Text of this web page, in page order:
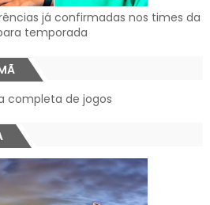
já confirmadas nos times da
temporada
completa de jogos